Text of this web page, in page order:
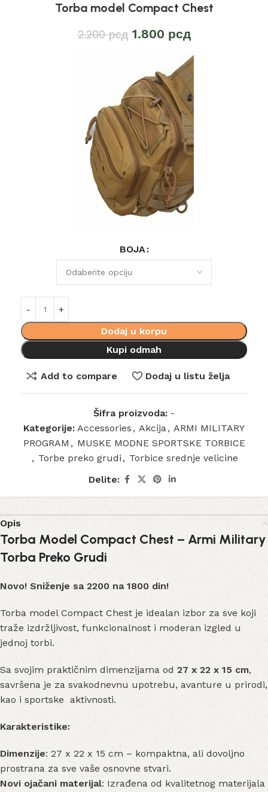
Torba model Compact Chest
2.200рсд 1.800 рсд
BOJA
Dodaj u korpu
Kupi odmah
Add to compare Dodaj u listu želja
Šifra proizvoda: -
Kategorije: Accessories , Akcija, ARMI MILITARY
PROGRAM , MUSKE MODNE SPORTSKE TORBICE
, Torbe preko grudi , Torbice srednje velicine
Delite:
Opis
Torba Model Compact Chest – Armi Military
Torba Preko Grudi
Novo! Sniženje sa 2200 na 1800 din!
Torba model Compact Chest je idealan izbor za sve koji
traže izdržljivost, funkcionalnost i moderan izgled u
jednoj torbi.
Sa svojim praktičnim dimenzijama od 27 x 22 x 15 cm,
savršena je za svakodnevnu upotrebu, avanture u prirodi,
kao i sportske aktivnosti.
Karakteristike:
Dimenzije: 27 x 22 x 15 cm – kompaktna, ali dovoljno
prostrana za sve vaše osnovne stvari.
Novi ojačani materijal: Izrađena od kvalitetnog materijala